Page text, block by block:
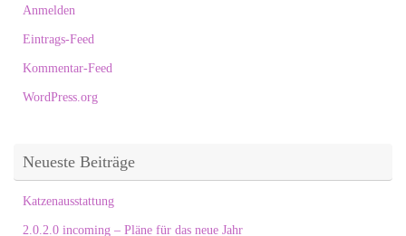
Anmelden
Eintrags-Feed
Kommentar-Feed
WordPress.org
Neueste Beiträge
Katzenausstattung
2.0.2.0 incoming – Pläne für das neue Jahr